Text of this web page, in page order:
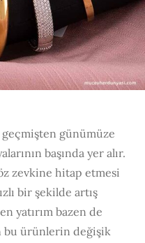
günümüze
başında yer alır.
zevkine hitap etmesi
bir şekilde artış
yatırım bazen de
bu ürünlerin değişik